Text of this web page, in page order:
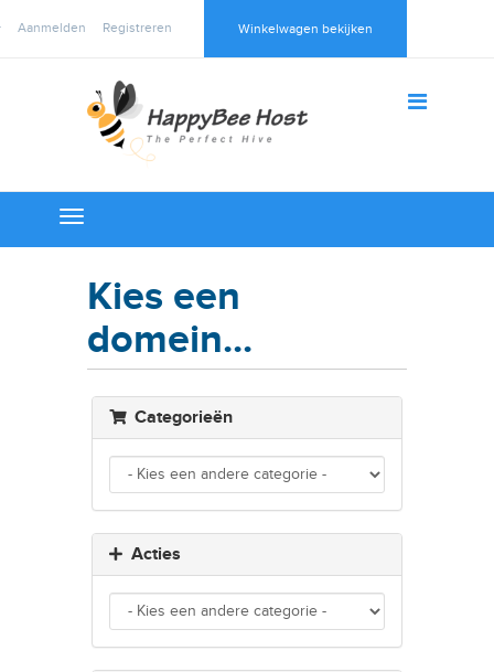
Aanmelden Registreren Winkelwagen bekijken
Toggle
navigation
Kies een
domein...
Categorieën
Acties